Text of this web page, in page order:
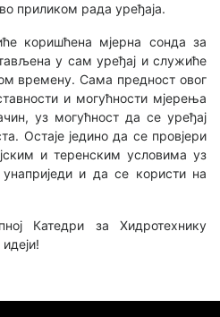
приликом рада уређаја.
коришћена мјерна сонда за
у сам уређај и служиће
времену. Сама предност овог
и могућности мјерења
уз могућност да се уређај
Остаје једино да се провјери
и теренским условима уз
и да се користи на
Катедри за Хидротехнику